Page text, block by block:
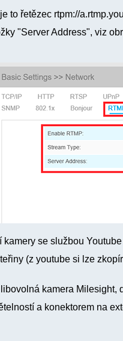
to řetězec rtpm://
"Server Address", viz
se službou
(z youtube si lze
kamera Milesight,
a konektorem na